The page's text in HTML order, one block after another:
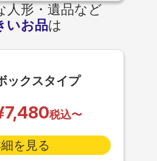
人形・遺品など
いお品は
ックスタイプ
税込〜
を見る